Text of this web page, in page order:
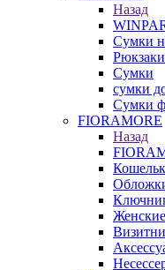
Назад
Сумки
Рюкзаки
Сумки
сумки
Сумки
FIORAMORE
Назад